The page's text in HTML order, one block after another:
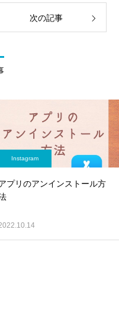
次の記事
Instagram
プリのアンインストール方